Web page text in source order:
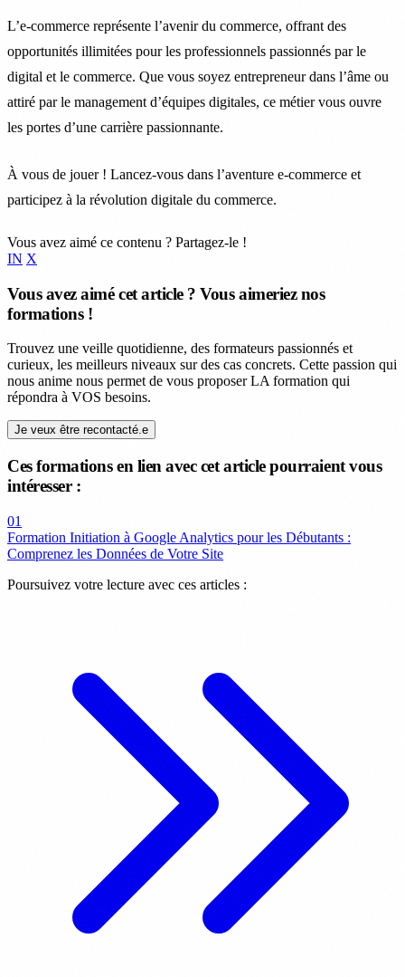
L’e-commerce représente l’avenir du commerce, offrant des
opportunités illimitées pour les professionnels passionnés par le
digital et le commerce. Que vous soyez entrepreneur dans l’âme ou
attiré par le management d’équipes digitales, ce métier vous ouvre
les portes d’une carrière passionnante.
À vous de jouer ! Lancez-vous dans l’aventure e-commerce et
participez à la révolution digitale du commerce.
Vous avez aimé ce contenu ? Partagez-le !
IN X
Vous avez aimé cet article ? Vous aimeriez nos
formations !
Trouvez une veille quotidienne, des formateurs passionnés et
curieux, les meilleurs niveaux sur des cas concrets. Cette passion qui
nous anime nous permet de vous proposer LA formation qui
répondra à VOS besoins.
Je veux être recontacté.e
Ces formations en lien avec cet article pourraient vous
intéresser :
01
Formation Initiation à Google Analytics pour les Débutants :
Comprenez les Données de Votre Site
Poursuivez votre lecture avec ces articles :